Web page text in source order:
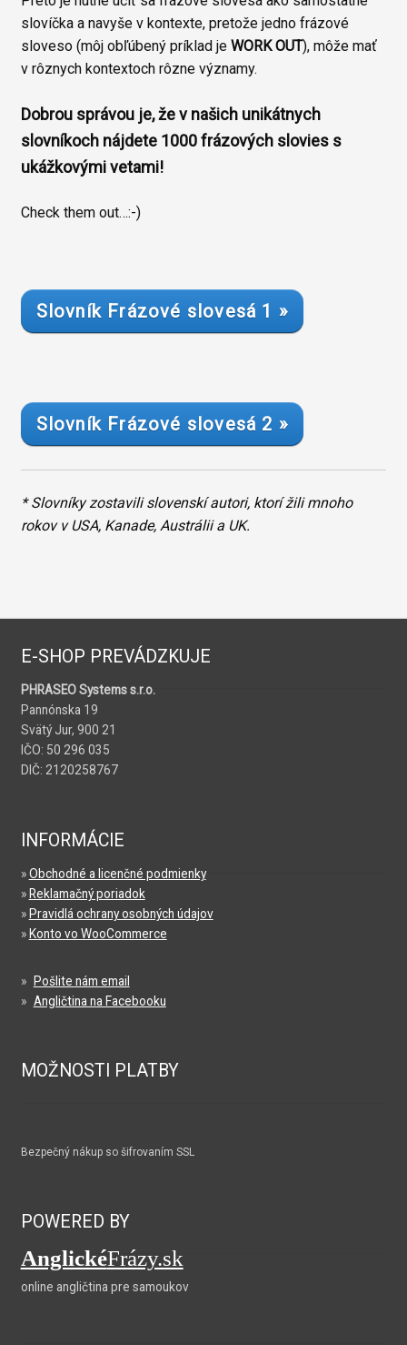
slovíčka a navyše v kontexte, pretože jedno frázové
sloveso (môj obľúbený príklad je WORK OUT), môže mať
v rôznych kontextoch rôzne významy.
Dobrou správou je, že v našich unikátnych
slovníkoch nájdete 1000 frázových slovies s
ukážkovými vetami!
Check them out…:-)
Slovník Frázové slovesá 1 »
Slovník Frázové slovesá 2 »
* Slovníky zostavili slovenskí autori, ktorí žili mnoho
rokov v USA, Kanade, Austrálii a UK.
E-SHOP PREVÁDZKUJE
PHRASEO Systems s.r.o.
Pannónska 19
Svätý Jur, 900 21
IČO: 50 296 035
DIČ: 2120258767
INFORMÁCIE
»Obchodné a licenčné podmienky
»Reklamačný poriadok
»Pravidlá ochrany osobných údajov
»Konto vo WooCommerce
» Pošlite nám email
» Angličtina na Facebooku
MOŽNOSTI PLATBY
Bezpečný nákup so šifrovaním SSL
POWERED BY
AnglickéFrázy.sk
online angličtina pre samoukov